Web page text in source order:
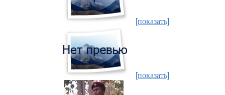
[показать]
[показать]